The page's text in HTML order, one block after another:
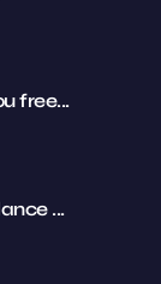
free...
...